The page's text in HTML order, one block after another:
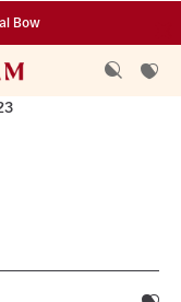
Bow
vàng 999.9